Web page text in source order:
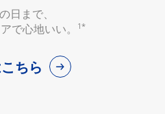
日まで、
で心地いい。
1*
ちら